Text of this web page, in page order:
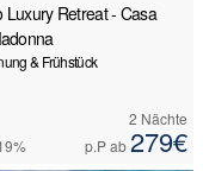
Luxury Retreat - Casa
& Frühstück
2 Nächte
p.P ab 279€